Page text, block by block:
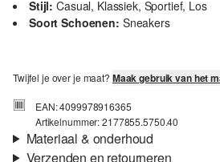
Stijl: Casual, Klassiek, Sportief, Los
Soort Schoenen: Sneakers
Twijfel je over je maat? Maak gebruik van het
EAN: 4099978916365
Artikelnummer: 2177855.5750.40
Materiaal & onderhoud
Verzenden en retourneren